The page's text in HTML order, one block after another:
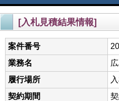
[入札見積結果情報]
案件番号
業務名
履行場所
契約期間